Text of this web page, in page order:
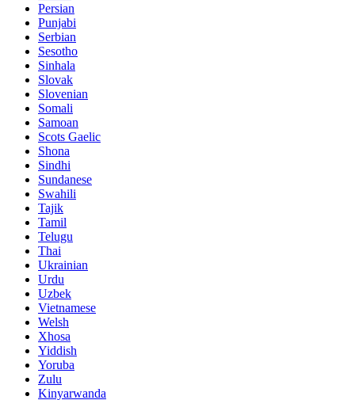
Persian
Punjabi
Serbian
Sesotho
Sinhala
Slovak
Slovenian
Somali
Samoan
Scots Gaelic
Shona
Sindhi
Sundanese
Swahili
Tajik
Tamil
Telugu
Thai
Ukrainian
Urdu
Uzbek
Vietnamese
Welsh
Xhosa
Yiddish
Yoruba
Zulu
Kinyarwanda